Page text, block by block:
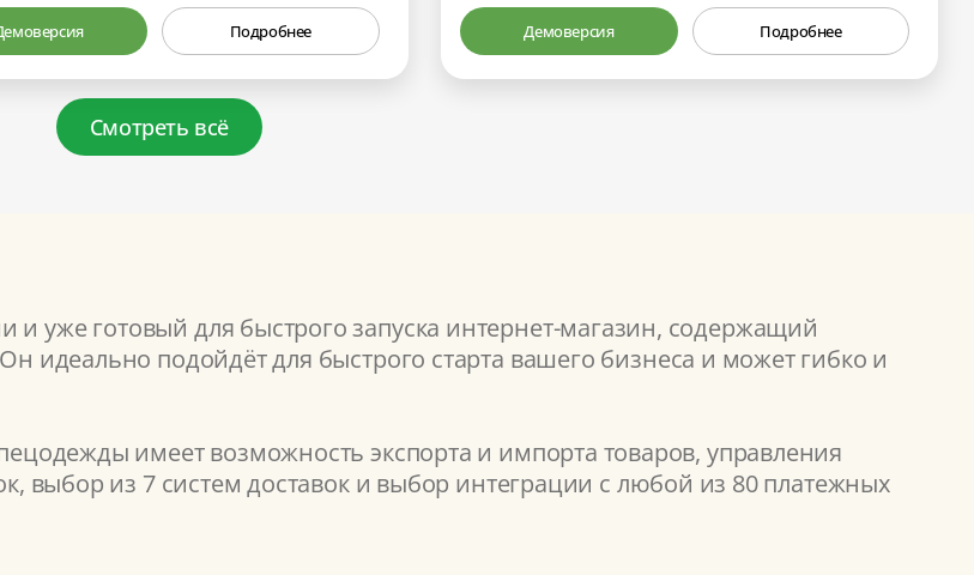
Подробнее Демоверсия Подробнее
Смотреть всё
уже готовый для быстрого запуска интернет-магазин, содержащий
идеально подойдёт для быстрого старта вашего бизнеса и может гибко и
имеет возможность экспорта и импорта товаров, управления
выбор из 7 систем доставок и выбор интеграции с любой из 80 платежных